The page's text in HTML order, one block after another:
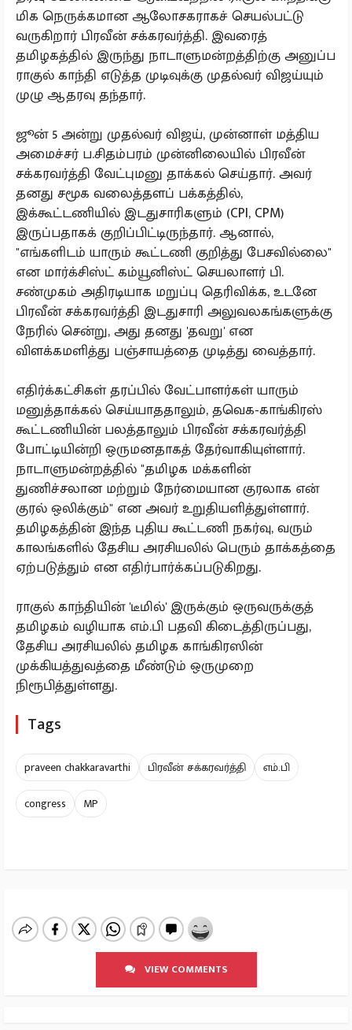
மிக நெருக்கமான ஆலோசகராகச் செயல்பட்டு
வருகிறார் பிரவீன் சக்கரவர்த்தி. இவரைத்
தமிழகத்தில் இருந்து நாடாளுமன்றத்திற்கு அனுப்ப
ராகுல் காந்தி எடுத்த முடிவுக்கு முதல்வர் விஜய்யும்
முழு ஆதரவு தந்தார்.
ஜூன் 5 அன்று முதல்வர் விஜய், முன்னாள் மத்திய
அமைச்சர் ப.சிதம்பரம் முன்னிலையில் பிரவீன்
சக்கரவர்த்தி வேட்புமனு தாக்கல் செய்தார். அவர்
தனது சமூக வலைத்தளப் பக்கத்தில்,
இக்கூட்டணியில் இடதுசாரிகளும் (CPI, CPM)
இருப்பதாகக் குறிப்பிட்டிருந்தார். ஆனால்,
"எங்களிடம் யாரும் கூட்டணி குறித்து பேசவில்லை"
என மார்க்சிஸ்ட் கம்யூனிஸ்ட் செயலாளர் பி.
சண்முகம் அதிரடியாக மறுப்பு தெரிவிக்க, உடனே
பிரவீன் சக்கரவர்த்தி இடதுசாரி அலுவலகங்களுக்கு
நேரில் சென்று, அது தனது 'தவறு' என
விளக்கமளித்து பஞ்சாயத்தை முடித்து வைத்தார்.
எதிர்க்கட்சிகள் தரப்பில் வேட்பாளர்கள் யாரும்
மனுத்தாக்கல் செய்யாததாலும், தவெக-காங்கிரஸ்
கூட்டணியின் பலத்தாலும் பிரவீன் சக்கரவர்த்தி
போட்டியின்றி ஒருமனதாகத் தேர்வாகியுள்ளார்.
நாடாளுமன்றத்தில் "தமிழக மக்களின்
துணிச்சலான மற்றும் நேர்மையான குரலாக என்
குரல் ஒலிக்கும்" என அவர் உறுதியளித்துள்ளார்.
தமிழகத்தின் இந்த புதிய கூட்டணி நகர்வு, வரும்
காலங்களில் தேசிய அரசியலில் பெரும் தாக்கத்தை
ஏற்படுத்தும் என எதிர்பார்க்கப்படுகிறது.
ராகுல் காந்தியின் 'டீமில்' இருக்கும் ஒருவருக்குத்
தமிழகம் வழியாக எம்.பி பதவி கிடைத்திருப்பது,
தேசிய அரசியலில் தமிழக காங்கிரஸின்
முக்கியத்துவத்தை மீண்டும் ஒருமுறை
நிரூபித்துள்ளது.
Tags
praveen chakkaravarthi பிரவீன் சக்கரவர்த்தி
எம்.பி
congress
MP
VIEW COMMENTS